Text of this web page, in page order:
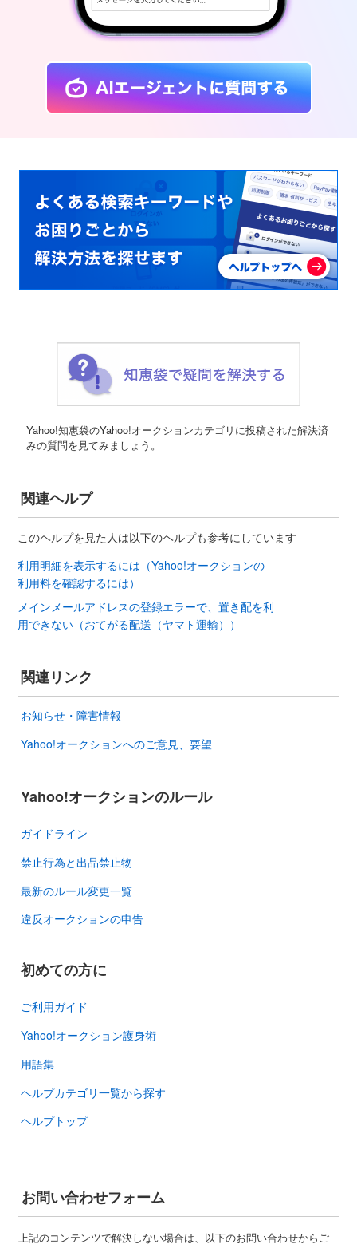
Yahoo!知恵袋のYahoo!オークションカテゴリに投稿された解決済
みの質問を見てみましょう。
関連ヘルプ
このヘルプを見た人は以下のヘルプも参考にしています
利用明細を表示するには（Yahoo!オークションの
利用料を確認するには）
メインメールアドレスの登録エラーで、置き配を利
用できない（おてがる配送（ヤマト運輸））
関連リンク
お知らせ・障害情報
Yahoo!オークションへのご意見、要望
Yahoo!オークションのルール
ガイドライン
禁止行為と出品禁止物
最新のルール変更一覧
違反オークションの申告
初めての方に
ご利用ガイド
Yahoo!オークション護身術
用語集
ヘルプカテゴリ一覧から探す
ヘルプトップ
お問い合わせフォーム
上記のコンテンツで解決しない場合は、以下のお問い合わせからご